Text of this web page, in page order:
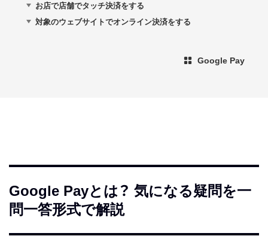
お店で店舗でタッチ決済をする
対象のウェブサイトでオンライン決済をする
Google Pay
Google Payとは？ 気になる疑問を一
問一答形式で解説